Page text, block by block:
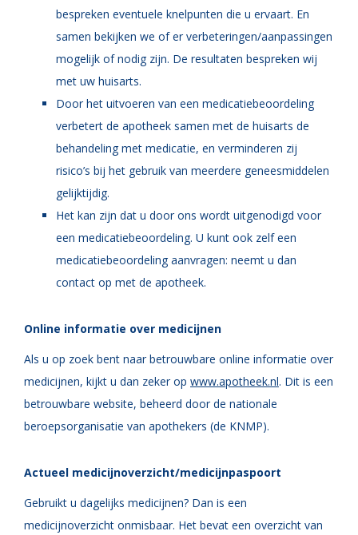
bespreken eventuele knelpunten die u ervaart. En
samen bekijken we of er verbeteringen/aanpassingen
mogelijk of nodig zijn. De resultaten bespreken wij
met uw huisarts.
Door het uitvoeren van een medicatiebeoordeling
verbetert de apotheek samen met de huisarts de
behandeling met medicatie, en verminderen zij
risico’s bij het gebruik van meerdere geneesmiddelen
gelijktijdig.
Het kan zijn dat u door ons wordt uitgenodigd voor
een medicatiebeoordeling. U kunt ook zelf een
medicatiebeoordeling aanvragen: neemt u dan
contact op met de apotheek.
Online informatie over medicijnen
Als u op zoek bent naar betrouwbare online informatie over
medicijnen, kijkt u dan zeker op www.apotheek.nl. Dit is een
betrouwbare website, beheerd door de nationale
beroepsorganisatie van apothekers (de KNMP).
Actueel medicijnoverzicht/medicijnpaspoort
Gebruikt u dagelijks medicijnen? Dan is een
medicijnoverzicht onmisbaar. Het bevat een overzicht van